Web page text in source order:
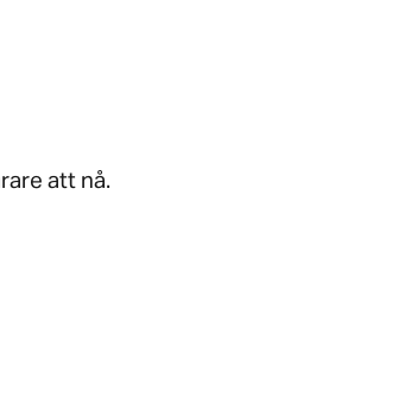
att nå.